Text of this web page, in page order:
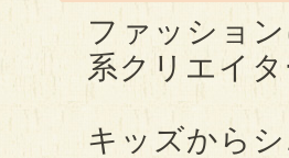
ファッショ
系クリエイ
キッズから